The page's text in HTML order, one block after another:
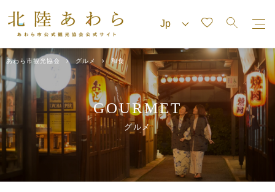
あわら市観光協会 グルメ 和食
GOURMET
グルメ